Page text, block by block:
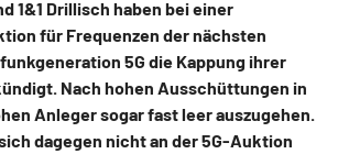
1&1 Drillisch haben bei einer
für Frequenzen der nächsten
5G die Kappung ihrer
Nach hohen Ausschüttungen in
Anleger sogar fast leer auszugehen.
dagegen nicht an der 5G-Auktion